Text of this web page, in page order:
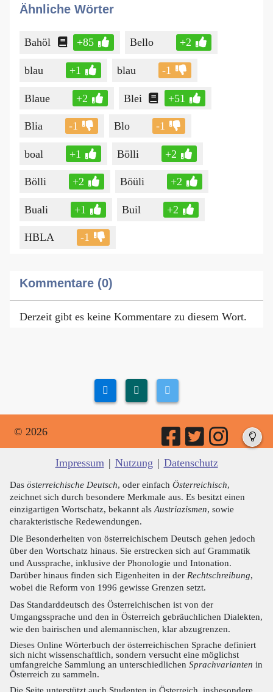
Ähnliche Wörter
Bahöl +85 Bello +2
blau +1 blau -1
Blaue +2 Blei +51
Blia -1 Blo -1
boal +1 Bölli +2
Bölli +2 Böüli +2
Buali +1 Buil +2
HBLA -1
Kommentare (0)
Derzeit gibt es keine Kommentare zu diesem Wort.
© 2026
Impressum | Nutzung | Datenschutz
Das österreichische Deutsch, oder einfach Österreichisch,
zeichnet sich durch besondere Merkmale aus. Es besitzt einen
einzigartigen Wortschatz, bekannt als Austriazismen, sowie
charakteristische Redewendungen.
Die Besonderheiten von österreichischem Deutsch gehen jedoch
über den Wortschatz hinaus. Sie erstrecken sich auf Grammatik
und Aussprache, inklusive der Phonologie und Intonation.
Darüber hinaus finden sich Eigenheiten in der Rechtschreibung,
wobei die Reform von 1996 gewisse Grenzen setzt.
Das Standarddeutsch des Österreichischen ist von der
Umgangssprache und den in Österreich gebräuchlichen Dialekten,
wie den bairischen und alemannischen, klar abzugrenzen.
Dieses Online Wörterbuch der österreichischen Sprache definiert
sich nicht wissenschaftlich, sondern versucht eine möglichst
umfangreiche Sammlung an unterschiedlichen Sprachvarianten in
Österreich zu sammeln.